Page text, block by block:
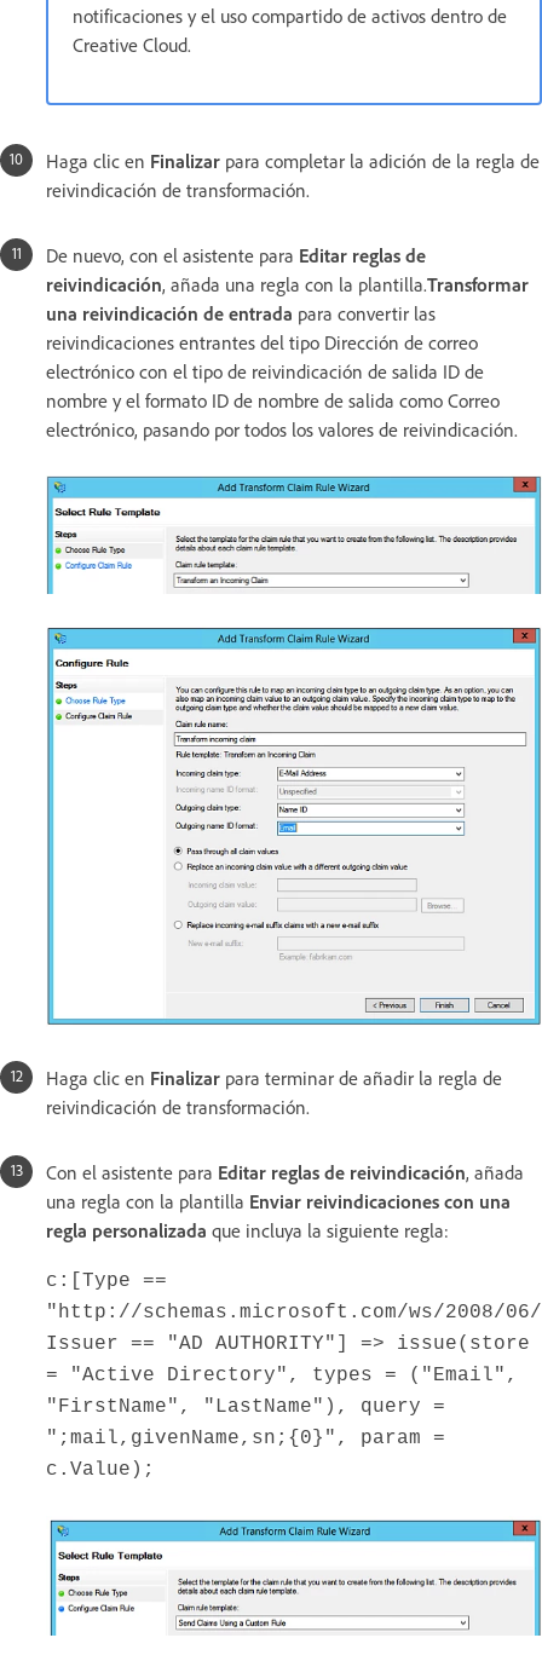
notificaciones y el uso compartido de activos dentro de
Creative Cloud.
Haga clic en Finalizar para completar la adición de la regla de
reivindicación de transformación.
De nuevo, con el asistente para Editar reglas de
reivindicación, añada una regla con la plantilla.Transformar
una reivindicación de entrada para convertir las
reivindicaciones entrantes del tipo Dirección de correo
electrónico con el tipo de reivindicación de salida ID de
nombre y el formato ID de nombre de salida como Correo
electrónico, pasando por todos los valores de reivindicación.
Haga clic en Finalizar para terminar de añadir la regla de
reivindicación de transformación.
Con el asistente para Editar reglas de reivindicación, añada
una regla con la plantilla Enviar reivindicaciones con una
regla personalizada que incluya la siguiente regla:
c:[Type ==
"http://schemas.microsoft.com/ws/2008/
Issuer == "AD AUTHORITY"] => issue(store
= "Active Directory", types = ("Email",
"FirstName", "LastName"), query =
";mail,givenName,sn;{0}", param =
c.Value);